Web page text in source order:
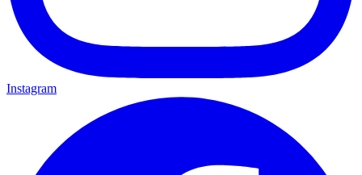
Instagram